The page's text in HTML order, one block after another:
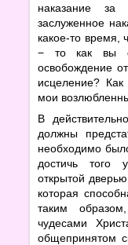
наказание за
заслуженное
какое-то время,
− то как вы
освобождение
исцеление? Как
мои
В
должны
необходимо
достичь того
открытой
которая
таким
чудесами
общепринятом